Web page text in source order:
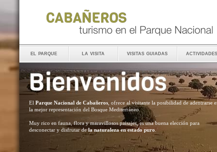
el parque la visita visitas guiadas actividades
El Parque Nacional de Cabañeros , ofrece al visitante la posibilidad de adentrarse
la mejor representación del Bosque Mediterráneo.
Muy rico en fauna, flora y maravillosos paisajes, es una buena elección para
desconectar y disfrutar dela naturaleza en estado puro .